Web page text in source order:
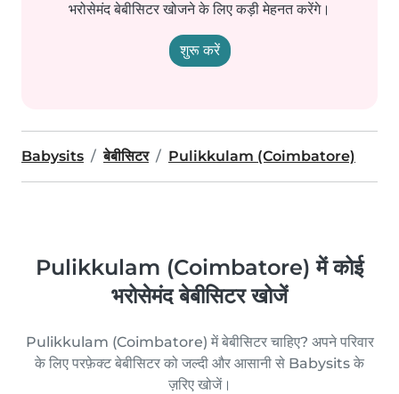
भरोसेमंद बेबीसिटर खोजने के लिए कड़ी मेहनत करेंगे।
शुरू करें
Babysits बेबीसिटर Pulikkulam (Coimbatore)
Pulikkulam (Coimbatore) में कोई
भरोसेमंद बेबीसिटर खोजें
Pulikkulam (Coimbatore) में बेबीसिटर चाहिए? अपने परिवार
के लिए परफ़ेक्ट बेबीसिटर को जल्दी और आसानी से Babysits के
ज़रिए खोजें।